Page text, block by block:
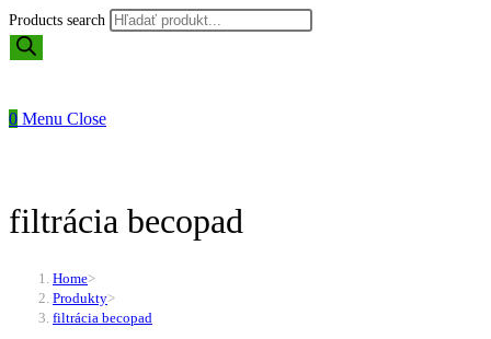
Products search
0 Menu Close
filtrácia becopad
Home>
Produkty>
filtrácia becopad